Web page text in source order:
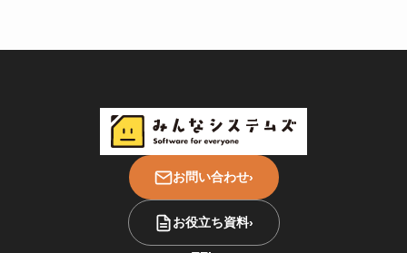
お問い合わせ›
お役立ち資料›